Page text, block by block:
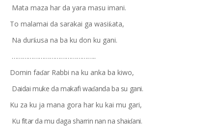
Mata maza har da yara masu imani.
To malamai da sarakai ga wasiƙata,
Na durƙusa na ba ku don ku gani.
………………………………………..
Domin faɗar Rabbi na ku anka ba kiwo,
Daidai muke da makafi waɗanda ba su gani.
Ku za ku ja mana gora har ku kai mu gari,
Ku fitar da mu daga sharrin nan na shaiɗani.